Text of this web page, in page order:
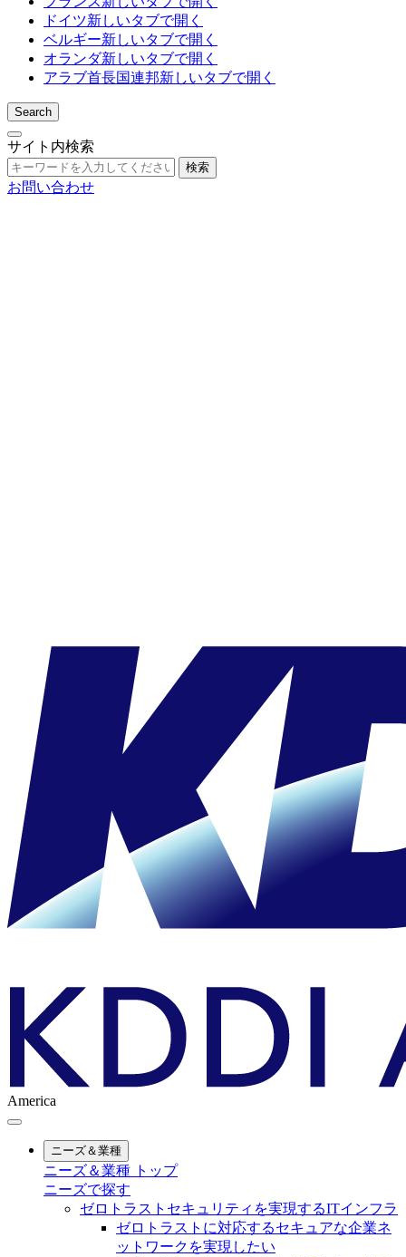
ドイツ新しいタブで開く
ベルギー新しいタブで開く
オランダ新しいタブで開く
アラブ首長国連邦新しいタブで開く
Search
サイト内検索
検索
お問い合わせ
America
ニーズ＆業種
ニーズ＆業種 トップ
ニーズで探す
ゼロトラストセキュリティを実現するITインフラ
ゼロトラストに対応するセキュアな企業ネ
ットワークを実現したい